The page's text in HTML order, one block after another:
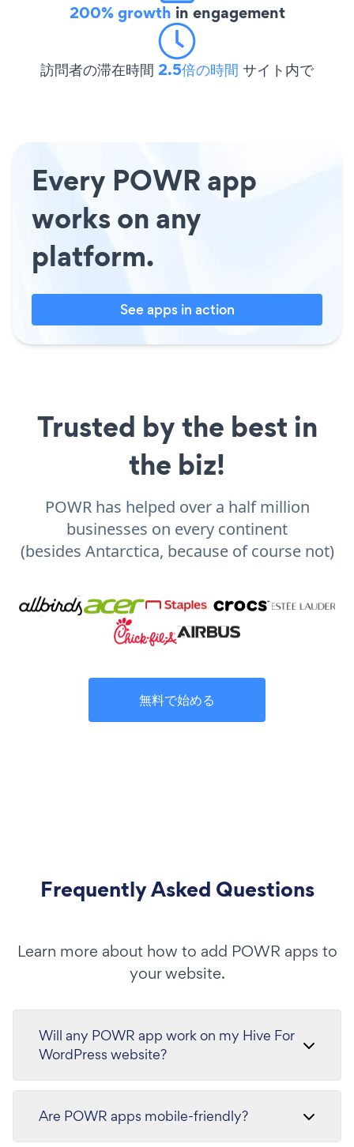
200% growth in engagement
訪問者の滞在時間 2.5倍の時間 サイト内で
Every POWR app
works on any
platform.
See apps in action
Trusted by the best in
the biz!
POWR has helped over a half million
businesses on every continent
(besides Antarctica, because of course not)
無料で始める
Frequently Asked Questions
Learn more about how to add POWR apps to
your website.
Will any POWR app work on my Hive For
WordPress website?
Are POWR apps mobile-friendly?